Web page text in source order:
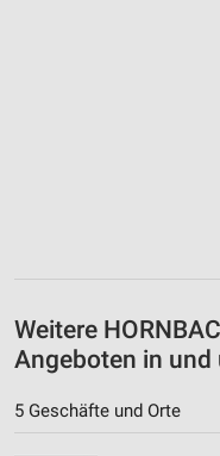
Weitere
Angeboten in und
5 Geschäfte und Orte